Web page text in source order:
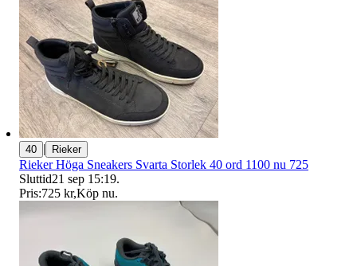
40 | Rieker
Rieker Höga Sneakers Svarta Storlek 40 ord 1100 nu 725
Sluttid21 sep 15:19.
Pris:725 kr,Köp nu.